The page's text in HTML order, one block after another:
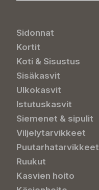
Sidonnat
Kortit
Koti & Sisustus
Sisäkasvit
Ulkokasvit
Istutuskasvit
Siemenet & sipulit
Viljelytarvikkeet
Puutarhatarvikkeet
Ruukut
Kasvien hoito